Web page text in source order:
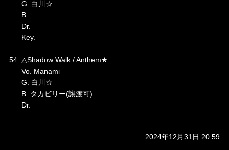
G. 白川☆
B.
Dr.
Key.
54. △Shadow Walk / Anthem★
Vo. Manami
G. 白川☆
B. タカビリー(譲渡可)
Dr.
2024年12月31日 20:59